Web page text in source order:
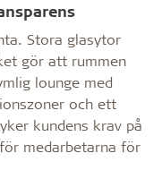
Stora glasytor
gör att rummen
lounge med
och ett
kundens krav på
medarbetarna för